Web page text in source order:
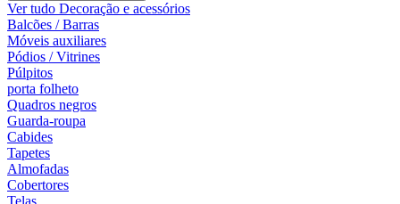
Ver tudo Decoração e acessórios
Balcões / Barras
Móveis auxiliares
Pódios / Vitrines
Púlpitos
porta folheto
Quadros negros
Guarda-roupa
Cabides
Tapetes
Almofadas
Cobertores